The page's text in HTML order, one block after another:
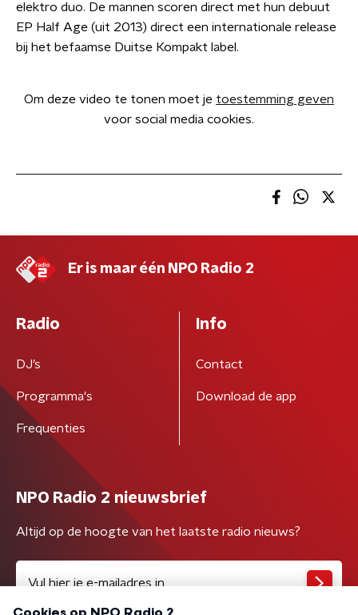
elektro duo. De mannen scoren direct met hun debuut
EP Half Age (uit 2013) direct een internationale release
bij het befaamse Duitse Kompakt label.
Om deze video te tonen moet je toestemming geven
voor social media cookies.
Er is maar één NPO Radio 2
Radio
DJ’s
Programma's
Frequenties
Info
Contact
Download de app
NPO Radio 2 nieuwsbrief
Altijd op de hoogte van het laatste radio nieuws?